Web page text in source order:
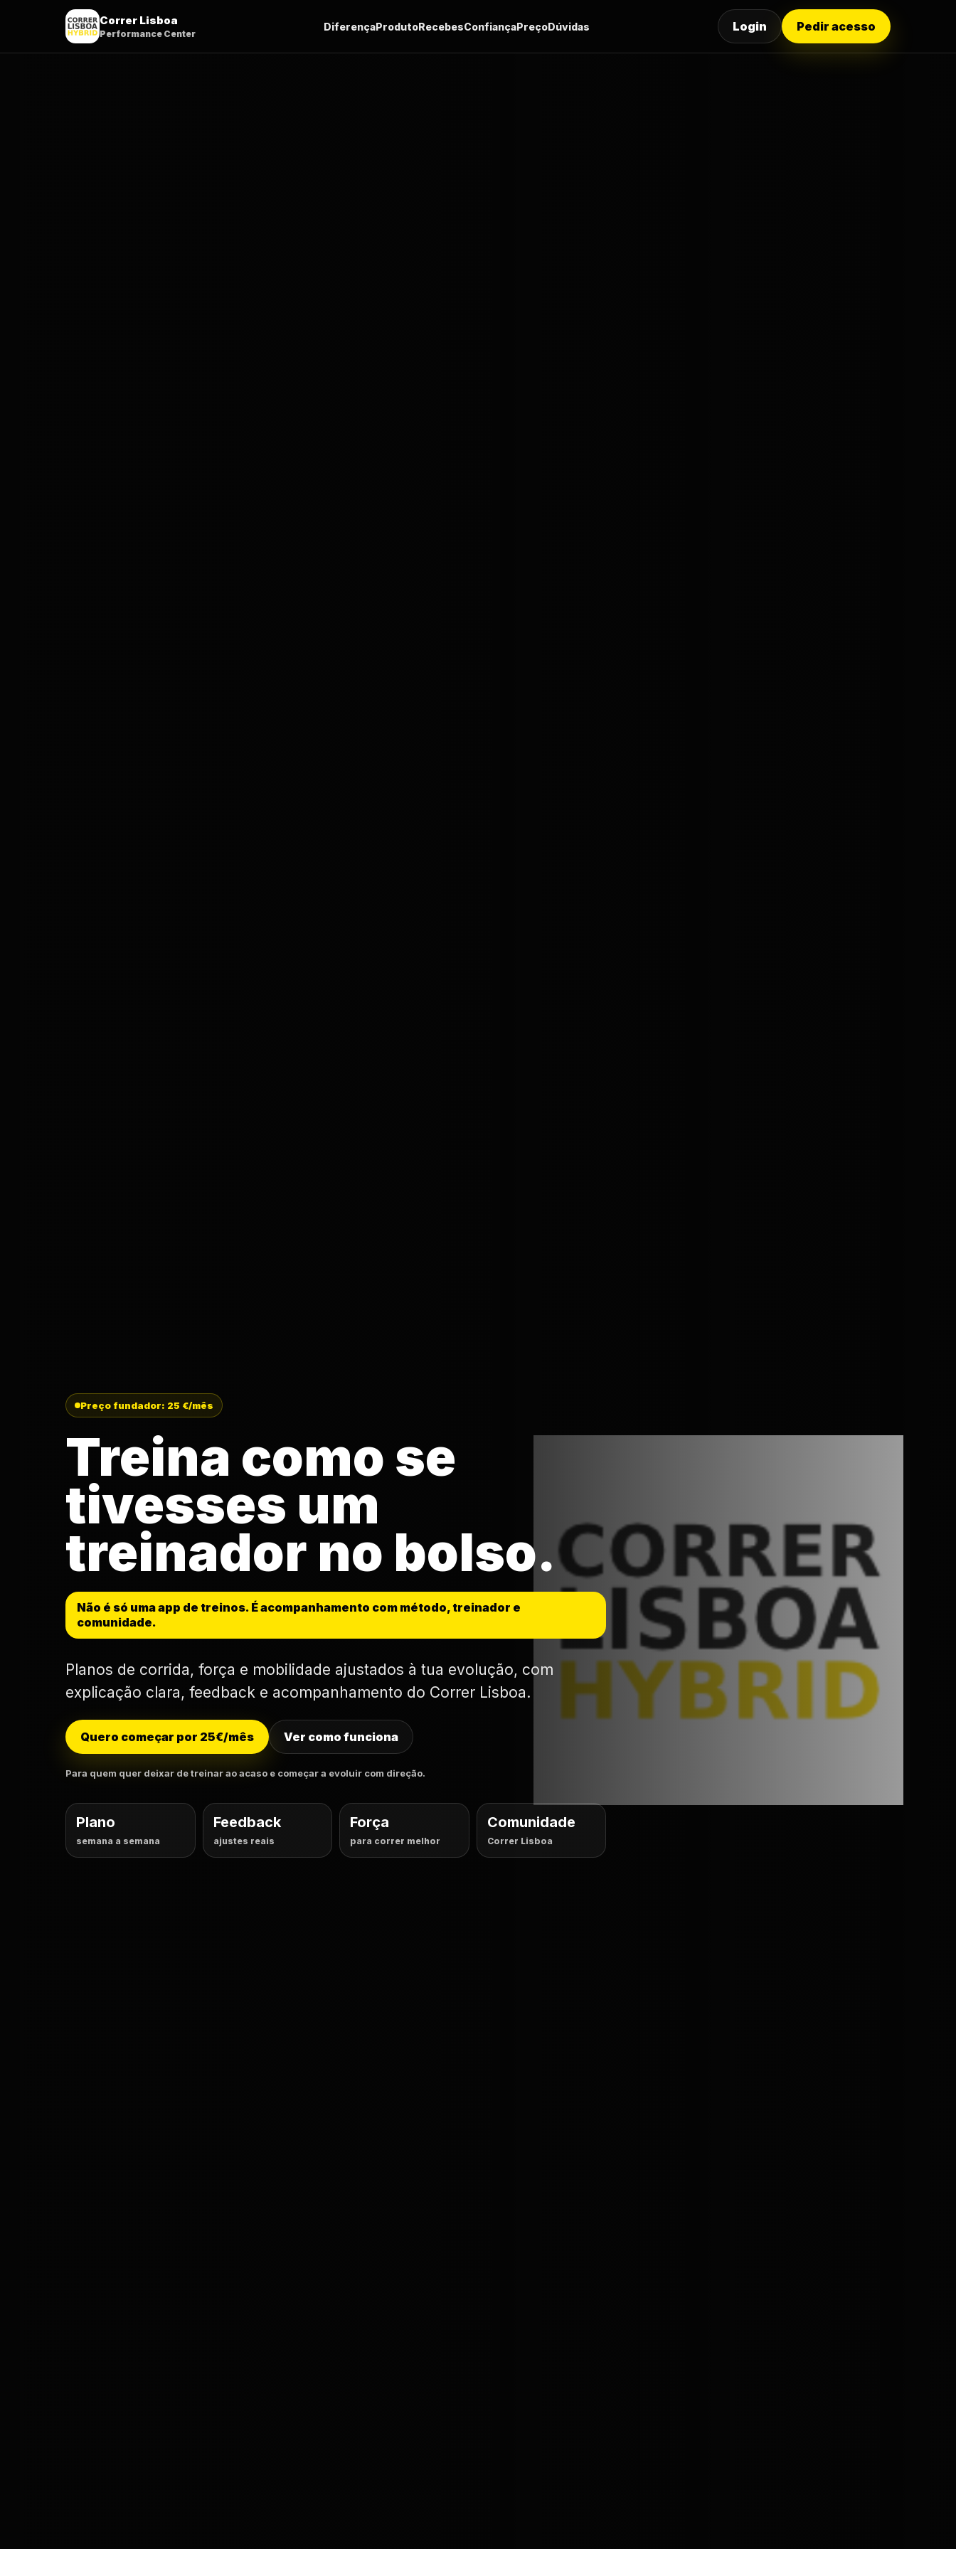
Correr Lisboa
Performance Center
DiferençaProdutoRecebesConfiançaPreçoDúvidas Login Pedir acesso
Preço fundador: 25 €/mês
Treina como se
tivesses um
treinador no bolso.
Não é só uma app de treinos. É acompanhamento com método, treinador e
comunidade.
Planos de corrida, força e mobilidade ajustados à tua evolução, com
explicação clara, feedback e acompanhamento do Correr Lisboa.
Quero começar por 25€/mês Ver como funciona
Para quem quer deixar de treinar ao acaso e começar a evoluir com direção.
Plano
semana a semana
Feedback
ajustes reais
Força
para correr melhor
Comunidade
Correr Lisboa